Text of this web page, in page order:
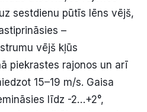
sestdienu pūtīs lēns vējš,
–
vējš kļūs
piekrastes rajonos un arī
15–19 m/s. Gaisa
līdz -2…+2°,